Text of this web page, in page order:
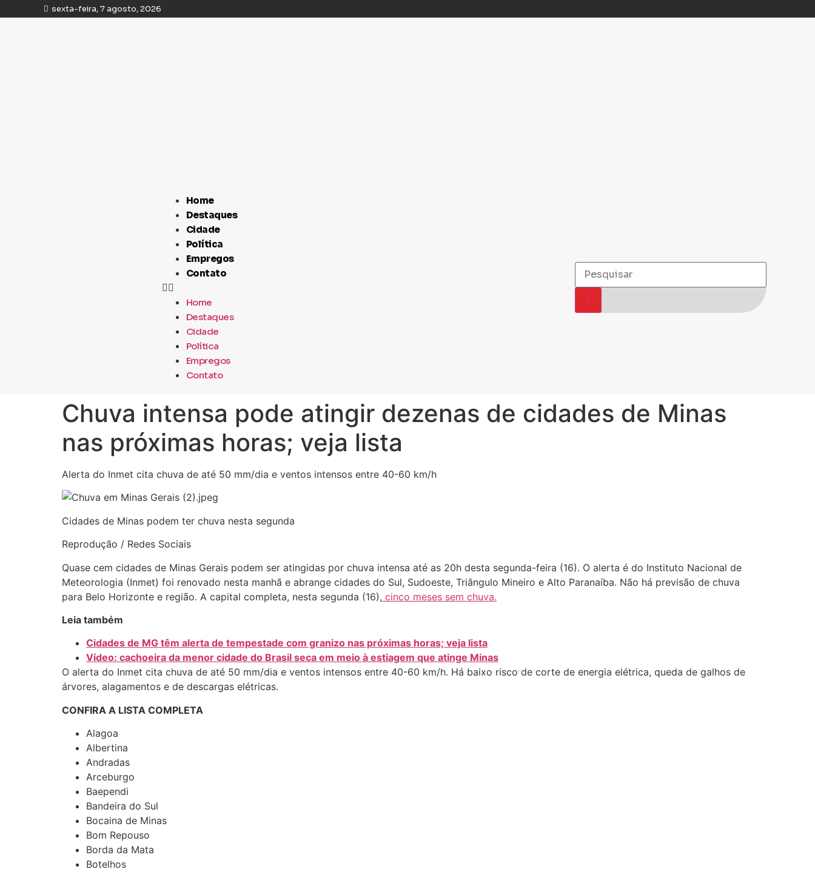
sexta-feira, 7 agosto, 2026
Home
Destaques
Cidade
Política
Empregos
Contato
Home
Destaques
Cidade
Política
Empregos
Contato
Chuva intensa pode atingir dezenas de cidades de Minas
nas próximas horas; veja lista
Alerta do Inmet cita chuva de até 50 mm/dia e ventos intensos entre 40-60 km/h
Cidades de Minas podem ter chuva nesta segunda
Reprodução / Redes Sociais
Quase cem cidades de Minas Gerais podem ser atingidas por chuva intensa até as 20h desta segunda-feira (16). O alerta é do Instituto Nacional de
Meteorologia (Inmet) foi renovado nesta manhã e abrange cidades do Sul, Sudoeste, Triângulo Mineiro e Alto Paranaíba. Não há previsão de chuva
para Belo Horizonte e região. A capital completa, nesta segunda (16), cinco meses sem chuva.
Leia também
Cidades de MG têm alerta de tempestade com granizo nas próximas horas; veja lista
Vídeo: cachoeira da menor cidade do Brasil seca em meio à estiagem que atinge Minas
O alerta do Inmet cita chuva de até 50 mm/dia e ventos intensos entre 40-60 km/h. Há baixo risco de corte de energia elétrica, queda de galhos de
árvores, alagamentos e de descargas elétricas.
CONFIRA A LISTA COMPLETA
Alagoa
Albertina
Andradas
Arceburgo
Baependi
Bandeira do Sul
Bocaina de Minas
Bom Repouso
Borda da Mata
Botelhos